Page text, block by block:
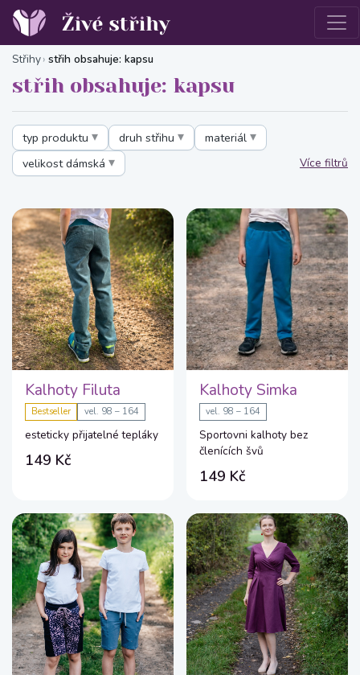
Střihy střih obsahuje: kapsu
střih obsahuje: kapsu
typ produktu druh střihu
materiál
velikost dámská
Více filtrů
Kalhoty Filuta
Bestseller vel. 98 – 164
esteticky přijatelné tepláky
149 Kč
Kalhoty Simka
vel. 98 – 164
Sportovni kalhoty bez
členících švů
149 Kč